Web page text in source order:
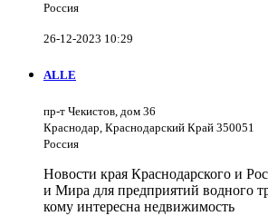
Россия
26-12-2023 10:29
ALLE
пр-т Чекистов, дом 36
Краснодар, Краснодарский Край 350051
Россия
Новости края Краснодарского и
и Мира для предприятий водного
кому интересна недвижимость